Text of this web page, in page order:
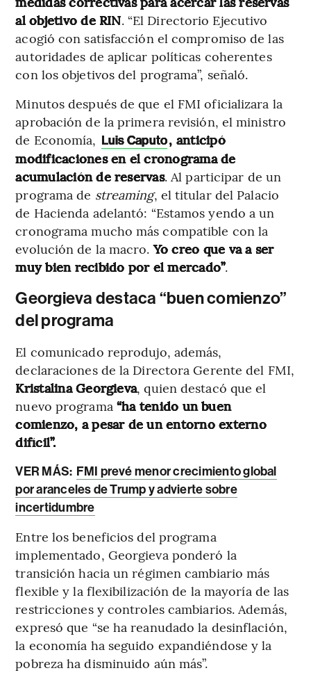
al objetivo de RIN. “El Directorio Ejecutivo
acogió con satisfacción el compromiso de las
autoridades de aplicar políticas coherentes
con los objetivos del programa”, señaló.
Minutos después de que el FMI oficializara la
aprobación de la primera revisión, el ministro
de Economía, Luis Caputo, anticipó
modificaciones en el cronograma de
acumulación de reservas. Al participar de un
programa de streaming, el titular del Palacio
de Hacienda adelantó: “Estamos yendo a un
cronograma mucho más compatible con la
evolución de la macro.Yo creo que va a ser
muy bien recibido por el mercado”.
Georgieva destaca “buen comienzo”
del programa
El comunicado reprodujo, además,
declaraciones de la Directora Gerente del FMI,
Kristalina Georgieva, quien destacó que el
nuevo programa “ha tenido un buen
comienzo, a pesar de un entorno externo
difícil”.
VER MÁS: FMI prevé menor crecimiento global
por aranceles de Trump y advierte sobre
incertidumbre
Entre los beneficios del programa
implementado, Georgieva ponderó la
transición hacia un régimen cambiario más
flexible y la flexibilización de la mayoría de las
restricciones y controles cambiarios. Además,
expresó que “se ha reanudado la desinflación,
la economía ha seguido expandiéndose y la
pobreza ha disminuido aún más”.